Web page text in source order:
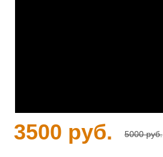
3500 руб. 5000 руб.